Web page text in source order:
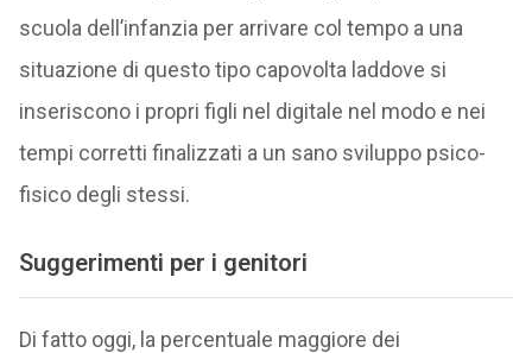
scuola dell’infanzia per arrivare col tempo a una
situazione di questo tipo capovolta laddove si
inseriscono i propri figli nel digitale nel modo e nei
tempi corretti finalizzati a un sano sviluppo psico-
fisico degli stessi.
Suggerimenti per i genitori
Di fatto oggi, la percentuale maggiore dei